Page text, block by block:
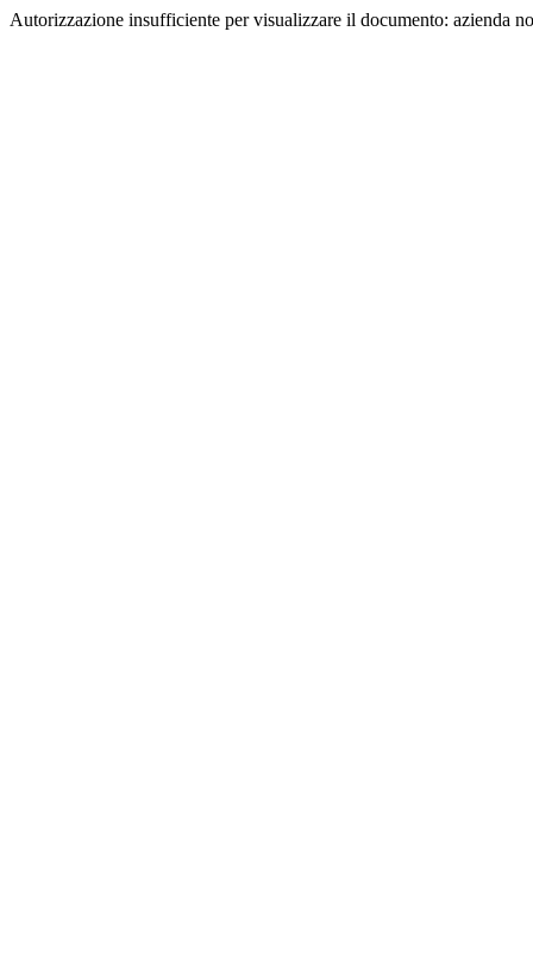
Autorizzazione insufficiente per visualizzare il documento: azienda